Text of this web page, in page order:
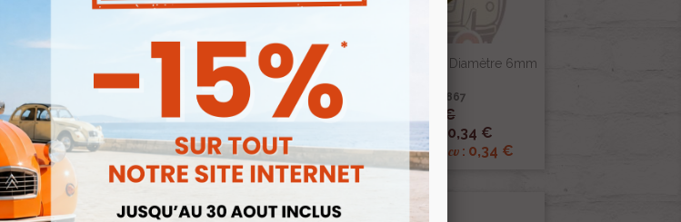
8.5 Mm
Section
€
Cosse Ronde Bleu Diamètre 8mm
Ref :002866
0,40 €
Prix public :0,34 €
Prix club Renov 2cv: 0,34 €
Aperçu rapide
Cosse Ronde Jaune Diamètre 6mm
Ref :002867
0,40 €
0,34 €
Prix clubRenov 2cv: 0,34 €
Aperçu rapide
-15% -15%